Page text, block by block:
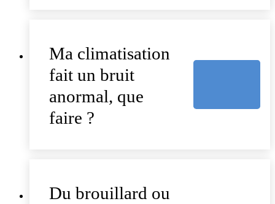
Ma climatisation
fait un bruit
anormal, que
faire ?
Du brouillard ou